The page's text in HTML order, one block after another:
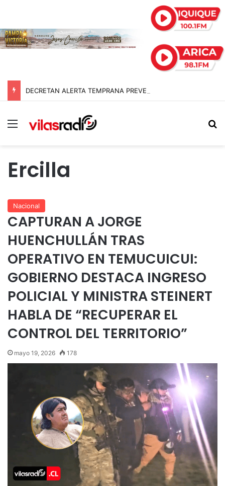
Menú
Ercilla
Nacional
CAPTURAN A JORGE
HUENCHULLÁN TRAS
OPERATIVO EN TEMUCUICUI:
GOBIERNO DESTACA INGRESO
POLICIAL Y MINISTRA STEINERT
HABLA DE “RECUPERAR EL
CONTROL DEL TERRITORIO”
mayo 19, 2026 178